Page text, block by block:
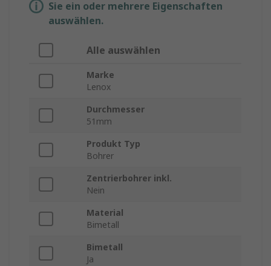
Sie ein oder mehrere Eigenschaften
auswählen.
Alle auswählen
Marke
Lenox
Durchmesser
51mm
Produkt Typ
Bohrer
Zentrierbohrer inkl.
Nein
Material
Bimetall
Bimetall
Ja